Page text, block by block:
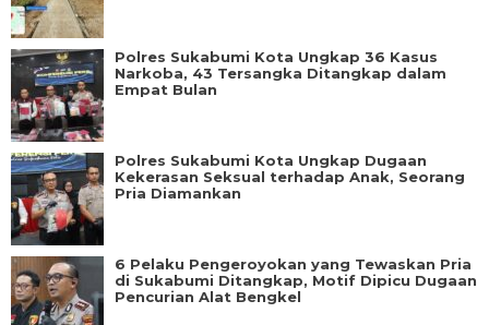
Polres Sukabumi Kota Ungkap 36 Kasus
Narkoba, 43 Tersangka Ditangkap dalam
Empat Bulan
Polres Sukabumi Kota Ungkap Dugaan
Kekerasan Seksual terhadap Anak, Seorang
Pria Diamankan
6 Pelaku Pengeroyokan yang Tewaskan Pria
di Sukabumi Ditangkap, Motif Dipicu Dugaan
Pencurian Alat Bengkel